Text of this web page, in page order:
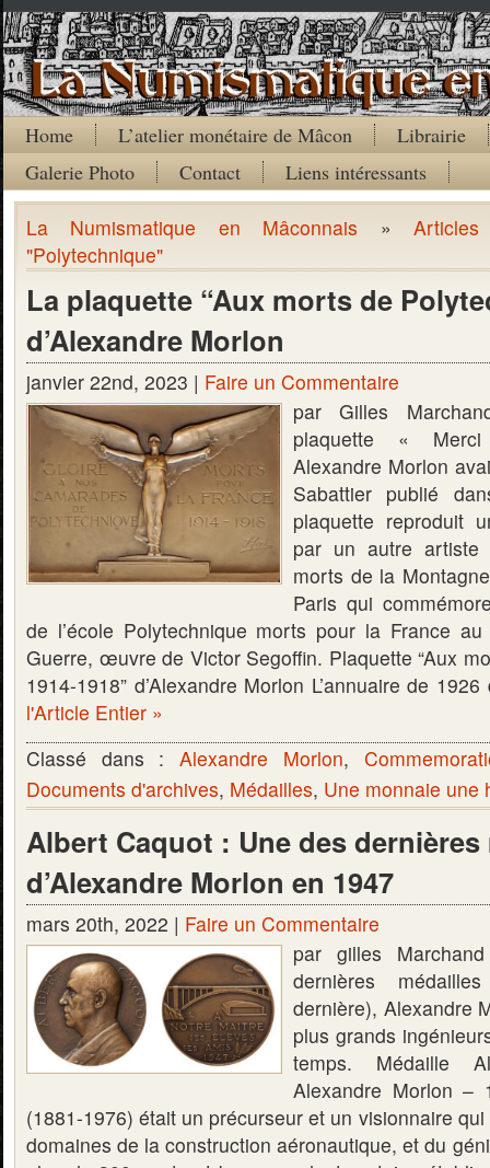
Home L’atelier monétaire de Mâcon
Librairie
Galerie Photo
Contact Liens intéressants
La Numismatique en Mâconnais »
"Polytechnique"
La plaquette “Aux morts de
d’Alexandre Morlon
janvier 22nd, 2023 | Faire un Commentaire
par Gilles
plaquette «
Alexandre Morlon
Sabattier publié
plaquette reproduit
par un autre
morts de la
Paris qui
de l’école Polytechnique morts pour la France
Guerre, œuvre de Victor Segoffin. Plaquette “Aux
1914-1918” d’Alexandre Morlon L’annuaire de
l'Article Entier »
Classé dans :Alexandre Morlon,
Documents d'archives, Médailles, Une monnaie une
Albert Caquot : Une des
d’Alexandre Morlon en 1947
mars 20th, 2022 | Faire un Commentaire
par gilles
dernières
dernière), Alexandre
plus grands
temps. Médaille
Alexandre Morlon –
(1881-1976) était un précurseur et un visionnaire qui
domaines de la construction aéronautique, et du